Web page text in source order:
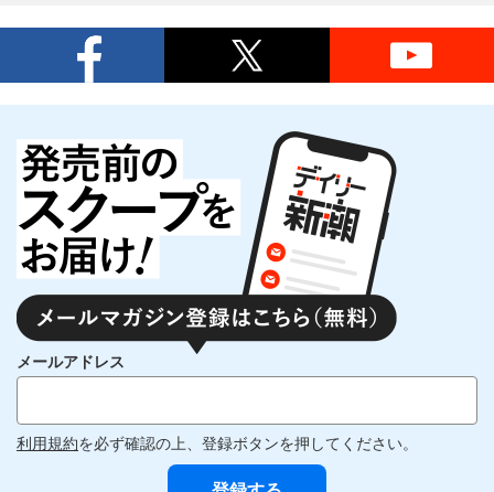
メールアドレス
利用規約を必ず確認の上、登録ボタンを押してください。